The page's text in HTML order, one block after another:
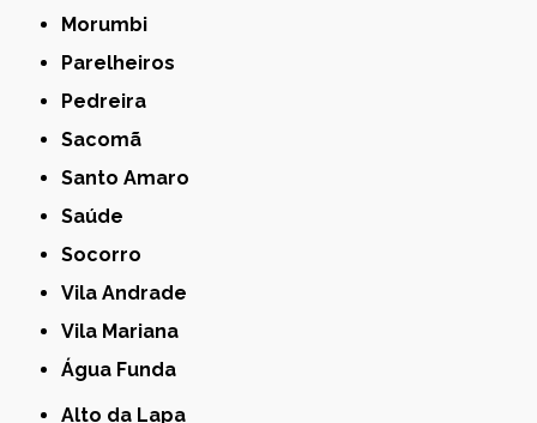
Morumbi
Parelheiros
Pedreira
Sacomã
Santo Amaro
Saúde
Socorro
Vila Andrade
Vila Mariana
Água Funda
Alto da Lapa